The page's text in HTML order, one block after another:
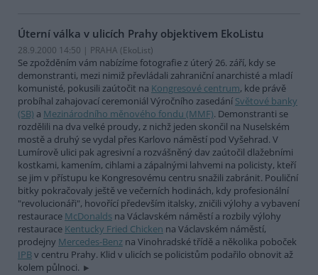
Úterní válka v ulicích Prahy objektivem EkoListu
28.9.2000 14:50 | PRAHA (EkoList)
Se zpožděním vám nabízíme fotografie z úterý 26. září, kdy se
demonstranti, mezi nimiž převládali zahraniční anarchisté a mladí
komunisté, pokusili zaútočit na Kongresové centrum, kde právě
probíhal zahajovací ceremoniál Výročního zasedání Světové banky
(SB) a Mezinárodního měnového fondu (MMF). Demonstranti se
rozdělili na dva velké proudy, z nichž jeden skončil na Nuselském
mostě a druhý se vydal přes Karlovo náměstí pod Vyšehrad. V
Lumírově ulici pak agresivní a rozvášněný dav zaútočil dlažebními
kostkami, kamením, cihlami a zápalnými lahvemi na policisty, kteří
se jim v přístupu ke Kongresovému centru snažili zabránit. Pouliční
bitky pokračovaly ještě ve večerních hodinách, kdy profesionální
"revolucionáři", hovořící především italsky, zničili výlohy a vybavení
restaurace McDonalds na Václavském náměstí a rozbily výlohy
restaurace Kentucky Fried Chicken na Václavském náměstí,
prodejny Mercedes-Benz na Vinohradské třídě a několika poboček
IPBv centru Prahy. Klid v ulicích se policistům podařilo obnovit až
kolem půlnoci.